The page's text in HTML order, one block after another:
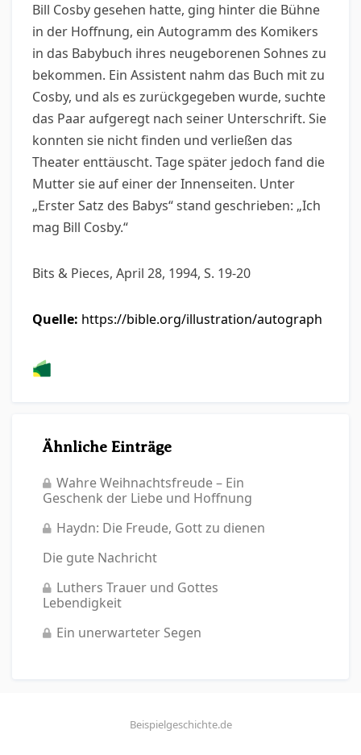
Bill Cosby gesehen hatte, ging hinter die Bühne
in der Hoffnung, ein Autogramm des Komikers
in das Babybuch ihres neugeborenen Sohnes zu
bekommen. Ein Assistent nahm das Buch mit zu
Cosby, und als es zurückgegeben wurde, suchte
das Paar aufgeregt nach seiner Unterschrift. Sie
konnten sie nicht finden und verließen das
Theater enttäuscht. Tage später jedoch fand die
Mutter sie auf einer der Innenseiten. Unter
„Erster Satz des Babys“ stand geschrieben: „Ich
mag Bill Cosby.“
Bits & Pieces, April 28, 1994, S. 19-20
Quelle: https://bible.org/illustration/autograph
Ähnliche Einträge
Wahre Weihnachtsfreude – Ein
Geschenk der Liebe und Hoffnung
Haydn: Die Freude, Gott zu dienen
Die gute Nachricht
Luthers Trauer und Gottes
Lebendigkeit
Ein unerwarteter Segen
Beispielgeschichte.de